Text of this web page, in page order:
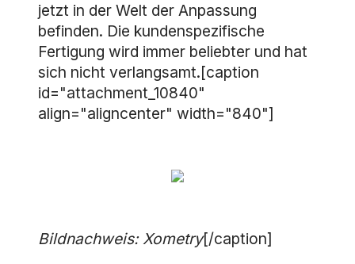
jetzt in der Welt der Anpassung
befinden. Die kundenspezifische
Fertigung wird immer beliebter und hat
sich nicht verlangsamt.[caption
id="attachment_10840"
align="aligncenter" width="840"]
Bildnachweis: Xometry[/caption]